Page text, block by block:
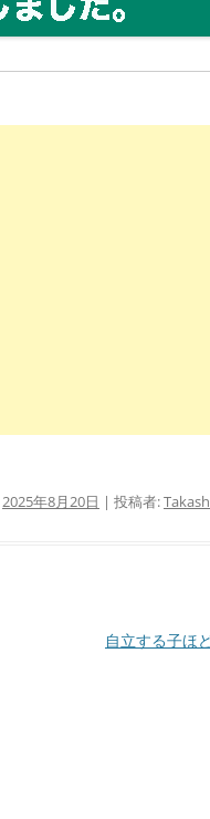
2025年8月20日 | 投稿者:
自立する子ほ